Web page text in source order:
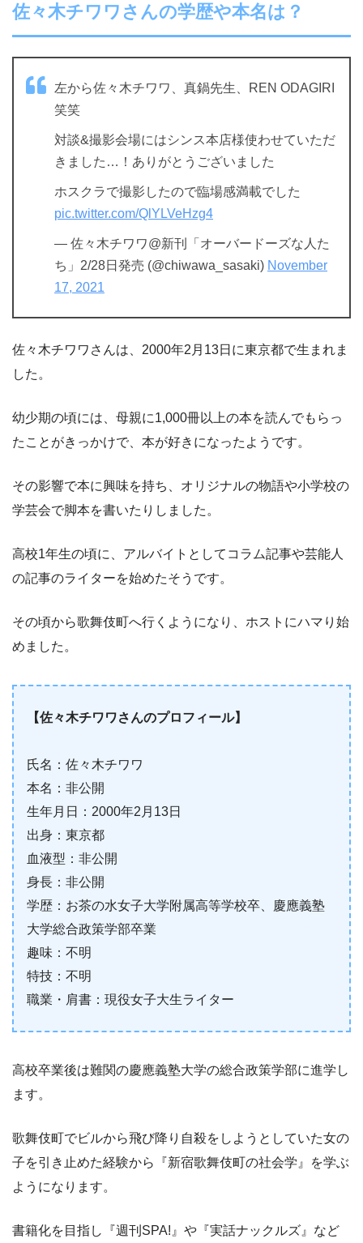
佐々木チワワさんの学歴や本名は？
左から佐々木チワワ、真鍋先生、REN ODAGIRI
笑笑
対談&撮影会場にはシンス本店様使わせていただ
きました…！ありがとうございました
ホスクラで撮影したので臨場感満載でした
pic.twitter.com/QlYLVeHzg4
— 佐々木チワワ@新刊「オーバードーズな人た
ち」2/28日発売 (@chiwawa_sasaki) November
17, 2021
佐々木チワワさんは、2000年2月13日に東京都で生まれま
した。
幼少期の頃には、母親に1,000冊以上の本を読んでもらっ
たことがきっかけで、本が好きになったようです。
その影響で本に興味を持ち、オリジナルの物語や小学校の
学芸会で脚本を書いたりしました。
高校1年生の頃に、アルバイトとしてコラム記事や芸能人
の記事のライターを始めたそうです。
その頃から歌舞伎町へ行くようになり、ホストにハマり始
めました。
【佐々木チワワさんのプロフィール】
氏名：佐々木チワワ
本名：非公開
生年月日：2000年2月13日
出身：東京都
血液型：非公開
身長：非公開
学歴：お茶の水女子大学附属高等学校卒、慶應義塾
大学総合政策学部卒業
趣味：不明
特技：不明
職業・肩書：現役女子大生ライター
高校卒業後は難関の慶應義塾大学の総合政策学部に進学し
ます。
歌舞伎町でビルから飛び降り自殺をしようとしていた女の
子を引き止めた経験から『新宿歌舞伎町の社会学』を学ぶ
ようになります。
書籍化を目指し『週刊SPA!』や『実話ナックルズ』など